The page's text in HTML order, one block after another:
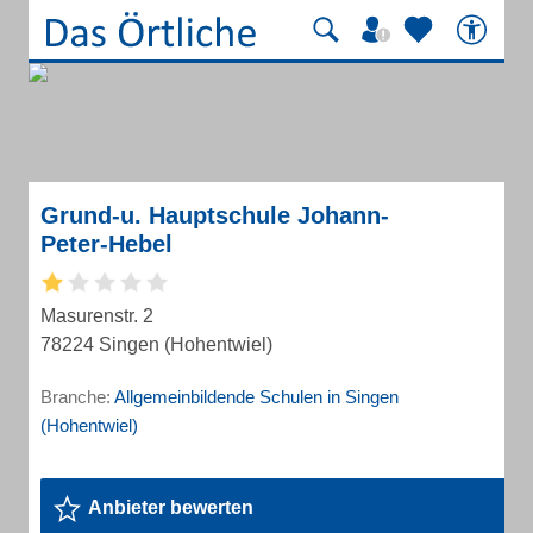
Grund-u. Hauptschule Johann-
Peter-Hebel
Masurenstr. 2
78224 Singen (Hohentwiel)
Branche: Allgemeinbildende Schulen in Singen
(Hohentwiel)
Anbieter bewerten